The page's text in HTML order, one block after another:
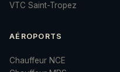
VTC Saint-Tropez
AÉROPORTS
Chauffeur NCE